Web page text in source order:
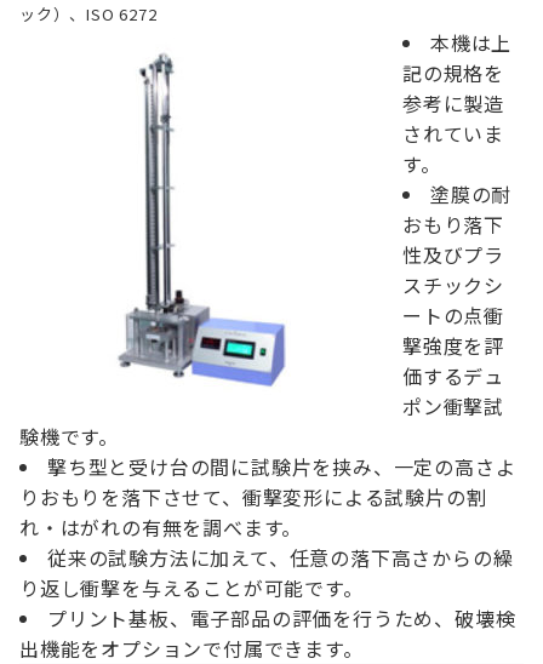
ック）、ISO 6272
本機は上
記の規格を
参考に製造
されていま
す。
塗膜の耐
おもり落下
性及びプラ
スチックシ
ートの点衝
撃強度を評
価するデュ
ポン衝撃試
験機です。
撃ち型と受け台の間に試験片を挟み、一定の高さよ
りおもりを落下させて、衝撃変形による試験片の割
れ・はがれの有無を調べます。
従来の試験方法に加えて、任意の落下高さからの繰
り返し衝撃を与えることが可能です。
プリント基板、電子部品の評価を行うため、破壊検
出機能をオプションで付属できます。